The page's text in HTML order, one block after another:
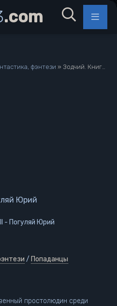
фэнтези » Зодчий. Книга VII - Погуляй Юрий
Юрий
- Погуляй Юрий
/ Попаданцы
простолюдин среди
.com